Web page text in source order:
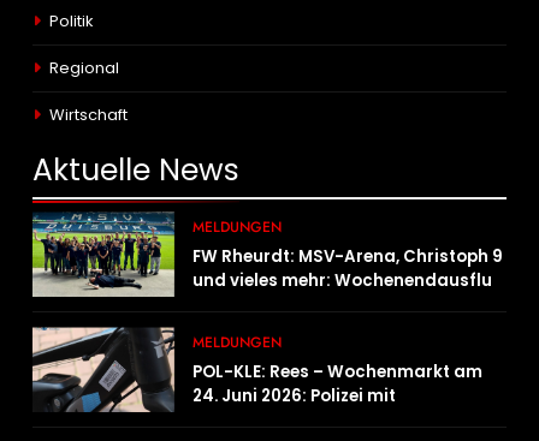
Politik
Regional
Wirtschaft
Aktuelle News
MELDUNGEN
FW Rheurdt: MSV-Arena, Christoph 9
und vieles mehr: Wochenendausflug
MELDUNGEN
POL-KLE: Rees – Wochenmarkt am
24. Juni 2026: Polizei mit